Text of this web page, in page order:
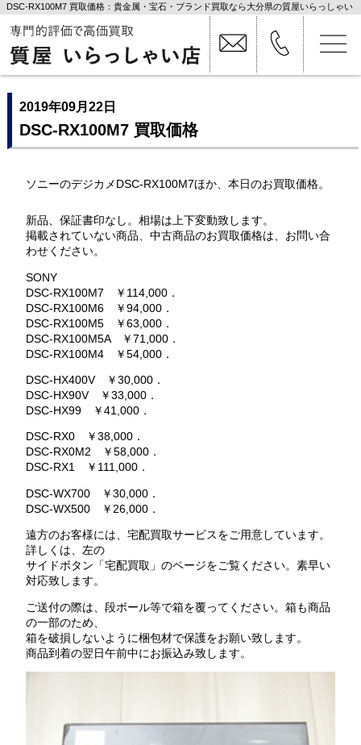
DSC-RX100M7 買取価格：貴金属・宝石・ブランド買取なら大分県の質屋いらっしゃい
2019年09月22日
DSC-RX100M7 買取価格
ソニーのデジカメDSC-RX100M7ほか、本日のお買取価格。
新品、保証書印なし。相場は上下変動致します。
掲載されていない商品、中古商品のお買取価格は、お問い合
わせください。
SONY
DSC-RX100M7 ￥114,000．
DSC-RX100M6 ￥94,000．
DSC-RX100M5 ￥63,000．
DSC-RX100M5A ￥71,000．
DSC-RX100M4 ￥54,000．
DSC-HX400V ￥30,000．
DSC-HX90V ￥33,000．
DSC-HX99 ￥41,000．
DSC-RX0 ￥38,000．
DSC-RX0M2 ￥58,000．
DSC-RX1 ￥111,000．
DSC-WX700 ￥30,000．
DSC-WX500 ￥26,000．
遠方のお客様には、宅配買取サービスをご用意しています。
詳しくは、左の
サイドボタン「宅配買取」のページをご覧ください。素早い
対応致します。
ご送付の際は、段ボール等で箱を覆ってください。箱も商品
の一部のため、
箱を破損しないように梱包材で保護をお願い致します。
商品到着の翌日午前中にお振込み致します。